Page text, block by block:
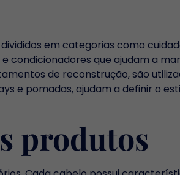
em categorias como
condicionadores que ajudam a
de reconstrução, são
e pomadas, ajudam a definir o
produtos